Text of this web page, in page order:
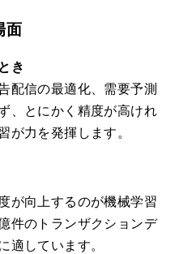
面
き
配信の最適化、需要予測
、とにかく精度が高けれ
が力を発揮します。
が向上するのが機械学習
件のトランザクションデ
適しています。